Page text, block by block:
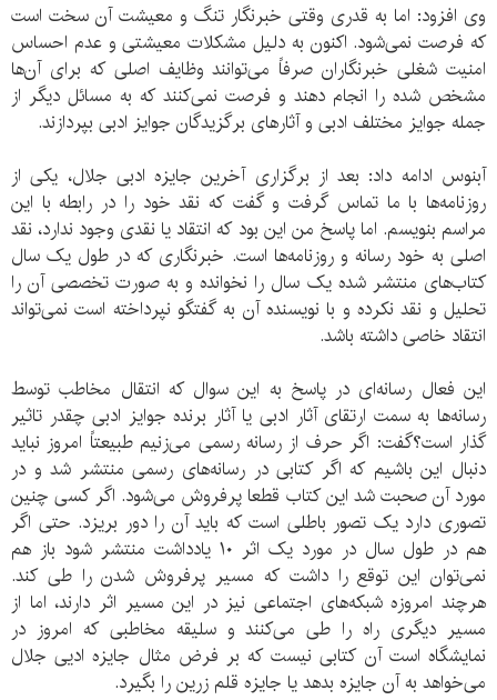
وی افزود: اما به قدری وقتی خبرنگار تنگ و معیشت آن سخت است
که فرصت نمی‌شود. اکنون به دلیل مشکلات معیشتی و عدم احساس
امنیت شغلی خبرنگاران صرفاً می‌توانند وظایف اصلی که برای آن‌ها
مشخص شده را انجام دهند و فرصت نمی‌کنند که به مسائل دیگر از
جمله جوایز مختلف ادبی و آثارهای برگزیدگان جوایز ادبی بپردازند.
آبنوس ادامه داد: بعد از برگزاری آخرین جایزه ادبی جلال، یکی از
روزنامه‌ها با ما تماس گرفت و گفت که نقد خود را در رابطه با این
مراسم بنویسم. اما پاسخ من این بود که انتقاد یا نقدی وجود ندارد، نقد
اصلی به خود رسانه و روزنامه‌ها است. خبرنگاری که در طول یک سال
کتاب‌های منتشر شده یک سال را نخوانده و به صورت تخصصی آن را
تحلیل و نقد نکرده و با نویسنده آن به گفتگو نپرداخته است نمی‌تواند
انتقاد خاصی داشته باشد.
این فعال رسانه‌ای در پاسخ به این سوال که انتقال مخاطب توسط
رسانه‌ها به سمت ارتقای آثار ادبی یا آثار برنده جوایز ادبی چقدر تاثیر
گذار است؟گفت: اگر حرف از رسانه رسمی می‌زنیم طبیعتاً امروز نباید
دنبال این باشیم که اگر کتابی در رسانه‌های رسمی منتشر شد و در
مورد آن صحبت شد این کتاب قطعا پرفروش می‌شود. اگر کسی چنین
تصوری دارد یک تصور باطلی است که باید آن را دور بریزد. حتی اگر
هم در طول سال در مورد یک اثر ۱۰ یادداشت منتشر شود باز هم
نمی‌توان این توقع را داشت که مسیر پرفروش شدن را طی کند.
هرچند امروزه شبکه‌های اجتماعی نیز در این مسیر اثر دارند، اما از
مسیر دیگری راه را طی می‌کنند و سلیقه مخاطبی که امروز در
نمایشگاه است آن کتابی نیست که بر فرض مثال جایزه ادیی جلال
می‌خواهد به آن جایزه بدهد یا جایزه قلم زرین را بگیرد.